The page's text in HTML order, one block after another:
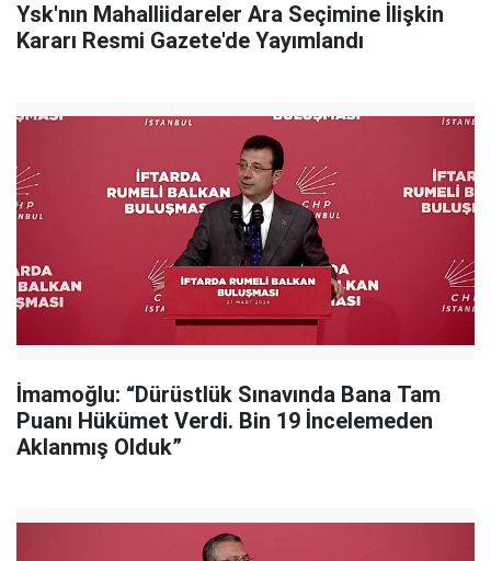
Ysk'nın Mahalliidareler Ara Seçimine İlişkin
Kararı Resmi Gazete'de Yayımlandı
İmamoğlu: “Dürüstlük Sınavında Bana Tam
Puanı Hükümet Verdi. Bin 19 İncelemeden
Aklanmış Olduk”